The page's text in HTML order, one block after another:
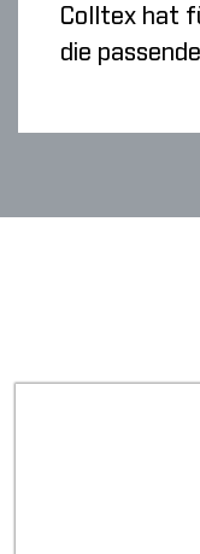
Colltex hat
die